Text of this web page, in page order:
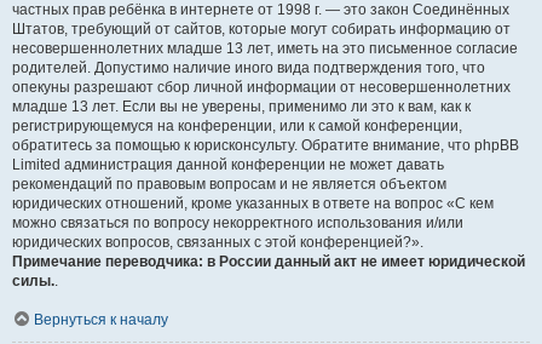
частных прав ребёнка в интернете от 1998 г. — это закон Соединённых
Штатов, требующий от сайтов, которые могут собирать информацию от
несовершеннолетних младше 13 лет, иметь на это письменное согласие
родителей. Допустимо наличие иного вида подтверждения того, что
опекуны разрешают сбор личной информации от несовершеннолетних
младше 13 лет. Если вы не уверены, применимо ли это к вам, как к
регистрирующемуся на конференции, или к самой конференции,
обратитесь за помощью к юрисконсульту. Обратите внимание, что phpBB
Limited администрация данной конференции не может давать
рекомендаций по правовым вопросам и не является объектом
юридических отношений, кроме указанных в ответе на вопрос «С кем
можно связаться по вопросу некорректного использования и/или
юридических вопросов, связанных с этой конференцией?».
Примечание переводчика: в России данный акт не имеет юридической
силы..
Вернуться к началу